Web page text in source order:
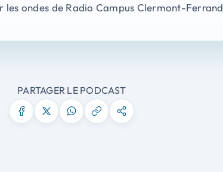
les ondes de Radio Campus Clermont-Ferrand
PARTAGER LE PODCAST